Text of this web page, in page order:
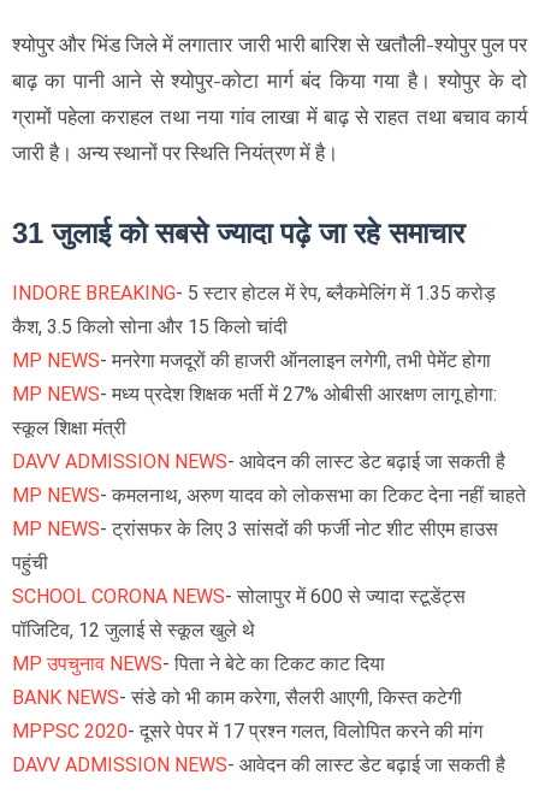
श्योपुर और भिंड जिले में लगातार जारी भारी बारिश से खतौली-श्योपुर पुल पर
बाढ़ का पानी आने से श्योपुर-कोटा मार्ग बंद किया गया है। श्योपुर के दो
ग्रामों पहेला कराहल तथा नया गांव लाखा में बाढ़ से राहत तथा बचाव कार्य
जारी है। अन्य स्थानों पर स्थिति नियंत्रण में है।
31 जुलाई को सबसे ज्यादा पढ़े जा रहे समाचार
INDORE BREAKING- 5 स्टार होटल में रेप, ब्लैकमेलिंग में 1.35 करोड़
कैश, 3.5 किलो सोना और 15 किलो चांदी
MP NEWS- मनरेगा मजदूरों की हाजरी ऑनलाइन लगेगी, तभी पेमेंट होगा
MP NEWS- मध्य प्रदेश शिक्षक भर्ती में 27% ओबीसी आरक्षण लागू होगा:
स्कूल शिक्षा मंत्री
DAVV ADMISSION NEWS- आवेदन की लास्ट डेट बढ़ाई जा सकती है
MP NEWS- कमलनाथ, अरुण यादव को लोकसभा का टिकट देना नहीं चाहते
MP NEWS- ट्रांसफर के लिए 3 सांसदों की फर्जी नोट शीट सीएम हाउस
पहुंची
SCHOOL CORONA NEWS- सोलापुर में 600 से ज्यादा स्टूडेंट्स
पॉजिटिव, 12 जुलाई से स्कूल खुले थे
MP उपचुनाव NEWS- पिता ने बेटे का टिकट काट दिया
BANK NEWS- संडे को भी काम करेगा, सैलरी आएगी, किस्त कटेगी
MPPSC 2020- दूसरे पेपर में 17 प्रश्न गलत, विलोपित करने की मांग
DAVV ADMISSION NEWS- आवेदन की लास्ट डेट बढ़ाई जा सकती है